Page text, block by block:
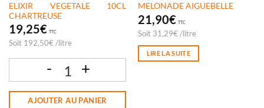
ELIXIR VEGETALE 10CL
CHARTREUSE
19,25€ TTC
Soit 192,50€ /litre
AJOUTER AU PANIER
MELONADE AIGUEBELLE
21,90€ TTC
Soit 31,29€ /litre
LIRE LA SUITE